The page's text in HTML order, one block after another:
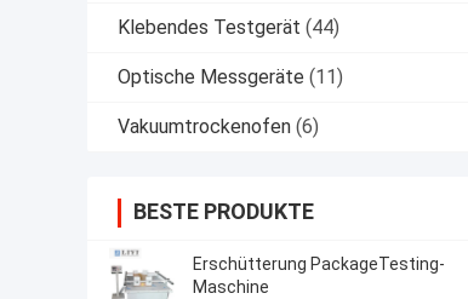
Klebendes Testgerät (44)
Optische Messgeräte (11)
Vakuumtrockenofen (6)
BESTE PRODUKTE
Erschütterung PackageTesting-
Maschine